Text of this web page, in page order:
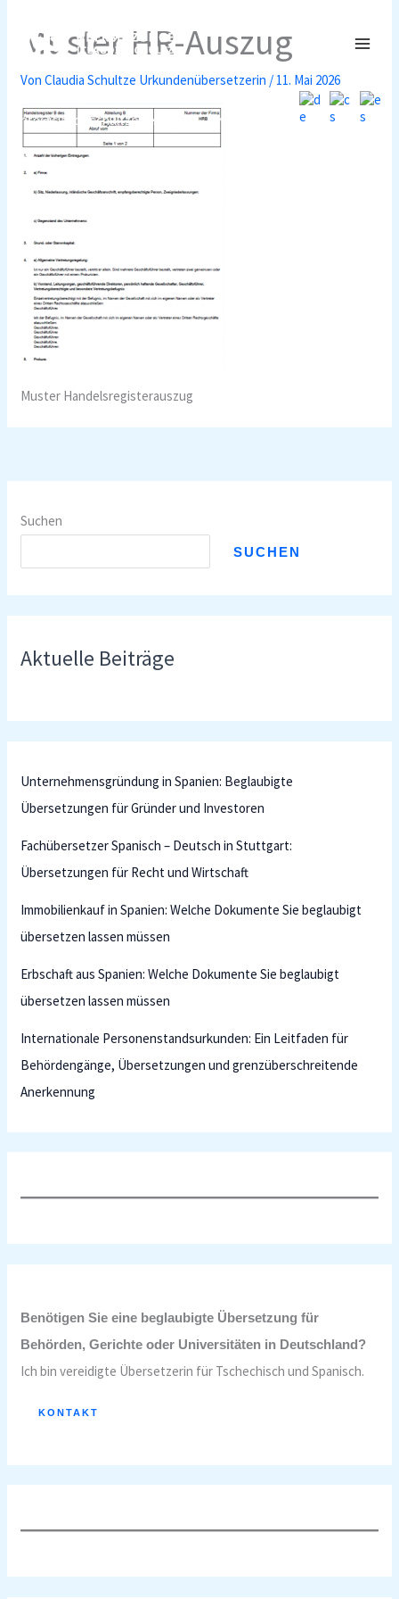
Inhalt
springen
info@claudiaschultze.de
Muster HR-Auszug
VonClaudia Schultze Urkundenübersetzerin / 11. Mai 2026
Muster Handelsregisterauszug
Suchen
SUCHEN
Aktuelle Beiträge
Unternehmensgründung in Spanien: Beglaubigte
Übersetzungen für Gründer und Investoren
Fachübersetzer Spanisch – Deutsch in Stuttgart:
Übersetzungen für Recht und Wirtschaft
Immobilienkauf in Spanien: Welche Dokumente Sie beglaubigt
übersetzen lassen müssen
Erbschaft aus Spanien: Welche Dokumente Sie beglaubigt
übersetzen lassen müssen
Internationale Personenstandsurkunden: Ein Leitfaden für
Behördengänge, Übersetzungen und grenzüberschreitende
Anerkennung
Benötigen Sie eine beglaubigte Übersetzung für
Behörden, Gerichte oder Universitäten in Deutschland?
Ich bin vereidigte Übersetzerin für Tschechisch und Spanisch.
KONTAKT